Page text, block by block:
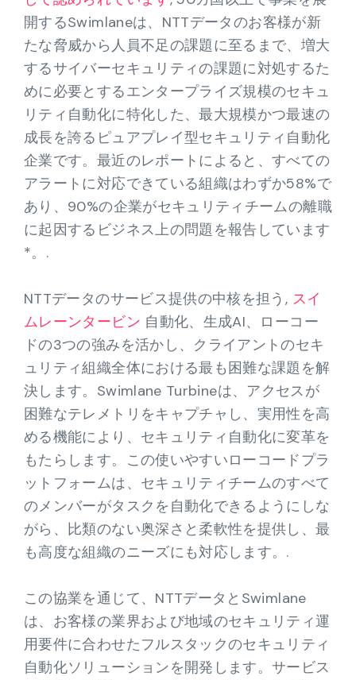
開するSwimlaneは、NTTデータのお客様が新
たな脅威から人員不足の課題に至るまで、増大
するサイバーセキュリティの課題に対処するた
めに必要とするエンタープライズ規模のセキュ
リティ自動化に特化した、最大規模かつ最速の
成長を誇るピュアプレイ型セキュリティ自動化
企業です。最近のレポートによると、すべての
アラートに対応できている組織はわずか58%で
あり、90%の企業がセキュリティチームの離職
に起因するビジネス上の問題を報告しています
*。.
NTTデータのサービス提供の中核を担う, スイ
ムレーンタービン 自動化、生成AI、ローコー
ドの3つの強みを活かし、クライアントのセキ
ュリティ組織全体における最も困難な課題を解
決します。Swimlane Turbineは、アクセスが
困難なテレメトリをキャプチャし、実用性を高
める機能により、セキュリティ自動化に変革を
もたらします。この使いやすいローコードプラ
ットフォームは、セキュリティチームのすべて
のメンバーがタスクを自動化できるようにしな
がら、比類のない奥深さと柔軟性を提供し、最
も高度な組織のニーズにも対応します。.
この協業を通じて、NTTデータとSwimlane
は、お客様の業界および地域のセキュリティ運
用要件に合わせたフルスタックのセキュリティ
自動化ソリューションを開発します。サービス